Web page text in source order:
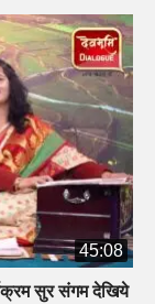
45:08
सुर संगम देखिये